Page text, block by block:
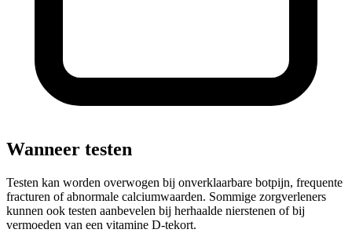
Wanneer testen
Testen kan worden overwogen bij onverklaarbare botpijn, frequente
fracturen of abnormale calciumwaarden. Sommige zorgverleners
kunnen ook testen aanbevelen bij herhaalde nierstenen of bij
vermoeden van een vitamine D-tekort.